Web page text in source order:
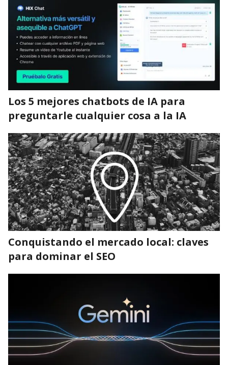
Los 5 mejores chatbots de IA para
preguntarle cualquier cosa a la IA
Conquistando el mercado local: claves
para dominar el SEO